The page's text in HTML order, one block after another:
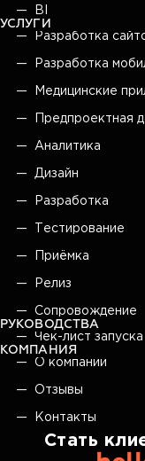
BI
УСЛУГИ
Разработка
Разработка
Медицинские
Предпроектная
Аналитика
Дизайн
Разработка
Тестирование
Приёмка
Релиз
Сопровождение
РУКОВОДСТВА
Чек-лист
КОМПАНИЯ
О компании
Отзывы
Контакты
Стать